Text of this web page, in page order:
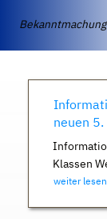
neuen
Klassen
weiter lesen